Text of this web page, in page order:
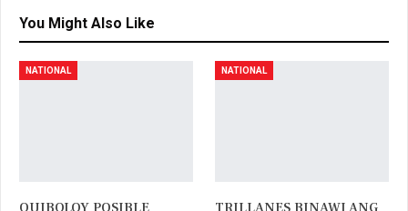
You Might Also Like
NATIONAL NATIONAL